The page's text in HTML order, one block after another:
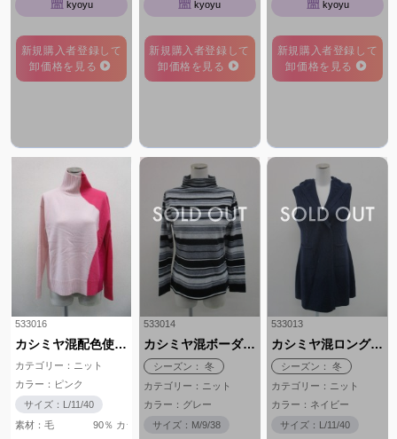
kyoyu
新規購入者登録して
卸価格を見る
kyoyu
新規購入者登録して
卸価格を見る
kyoyu
新規購入者登録して
卸価格を見る
533016
カシミヤ混配色使いハイネック
カテゴリー：ニット
カラー：ピンク
サイズ：L/11/40
素材：毛 90％ カシミヤ 10％
533014
カシミヤ混ボーダーボトルネック
シーズン： 冬
カテゴリー：ニット
カラー：グレー
サイズ：M/9/38
533013
カシミヤ混ロングベスト
シーズン： 冬
カテゴリー：ニット
カラー：ネイビー
サイズ：L/11/40